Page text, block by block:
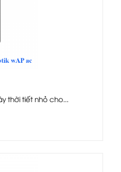
thời tiết nhỏ cho...